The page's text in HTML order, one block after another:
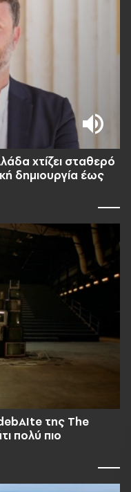
χτίζει σταθερό
δημιουργία έως
της The
πολύ πιο